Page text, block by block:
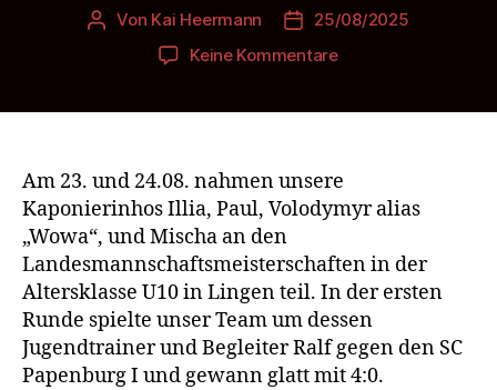
Beitragsautor
Von Kai Heermann Beitragsdatum
25/08/2025
Keine Kommentarezu
der
U10
Am 23. und 24.08. nahmen unsere
Kaponierinhos Illia, Paul, Volodymyr alias
„Wowa“, und Mischa an den
Landesmannschaftsmeisterschaften in der
Altersklasse U10 in Lingen teil. In der ersten
Runde spielte unser Team um dessen
Jugendtrainer und Begleiter Ralf gegen den SC
Papenburg I und gewann glatt mit 4:0.